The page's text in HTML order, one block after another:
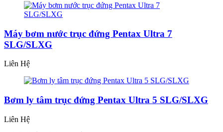
Máy bơm nước trục đứng Pentax Ultra 7
SLG/SLXG
Liên Hệ
Bơm ly tâm trục đứng Pentax Ultra 5 SLG/SLXG
Liên Hệ